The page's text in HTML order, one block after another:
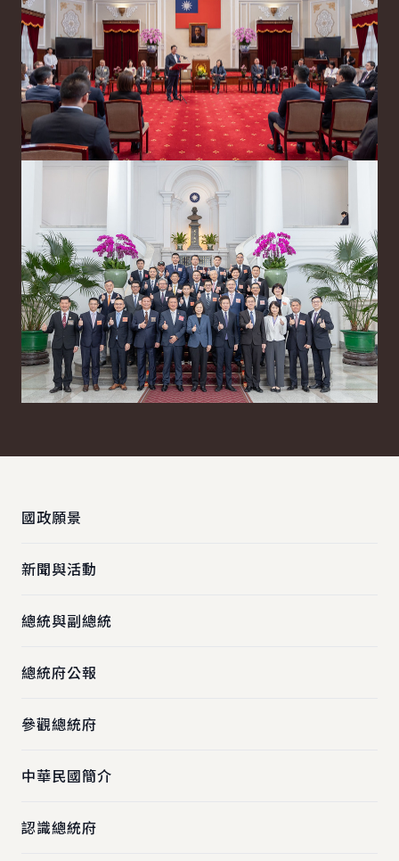
國政願景
新聞與活動
總統與副總統
總統府公報
參觀總統府
中華民國簡介
認識總統府